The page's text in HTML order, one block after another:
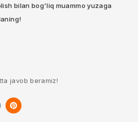
bilan bog'liq muammo yuzaga
javob beramiz!